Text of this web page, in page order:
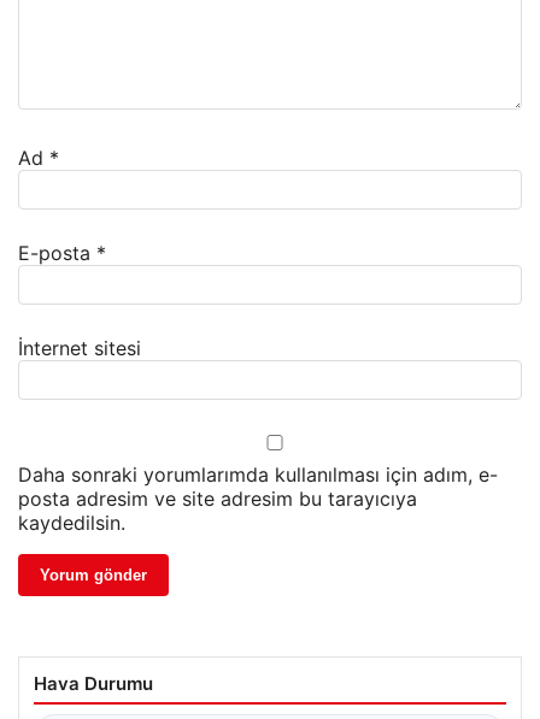
Ad *
E-posta *
İnternet sitesi
Daha sonraki yorumlarımda kullanılması için adım, e-
posta adresim ve site adresim bu tarayıcıya
kaydedilsin.
Hava Durumu